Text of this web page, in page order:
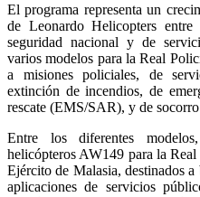
El programa representa un
de Leonardo Helicopters entre
seguridad nacional y de
varios modelos para la Real
a misiones policiales, de
extinción de incendios, de
rescate (EMS/SAR), y de socorro
Entre los diferentes
helicópteros AW149 para la
Ejército de Malasia, destinados a
aplicaciones de servicios